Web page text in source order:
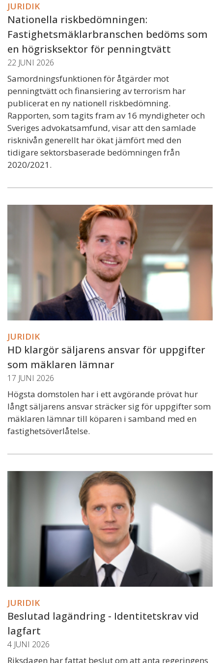
JURIDIK
Nationella riskbedömningen:
Fastighetsmäklarbranschen bedöms som
en högrisksektor för penningtvätt
22 JUNI 2026
Samordningsfunktionen för åtgärder mot
penningtvätt och finansiering av terrorism har
publicerat en ny nationell riskbedömning.
Rapporten, som tagits fram av 16 myndigheter och
Sveriges advokatsamfund, visar att den samlade
risknivån generellt har ökat jämfört med den
tidigare sektorsbaserade bedömningen från
2020/2021.
JURIDIK
HD klargör säljarens ansvar för uppgifter
som mäklaren lämnar
17 JUNI 2026
Högsta domstolen har i ett avgörande prövat hur
långt säljarens ansvar sträcker sig för uppgifter som
mäklaren lämnar till köparen i samband med en
fastighetsöverlåtelse.
JURIDIK
Beslutad lagändring - Identitetskrav vid
lagfart
4 JUNI 2026
Riksdagen har fattat beslut om att anta regeringens